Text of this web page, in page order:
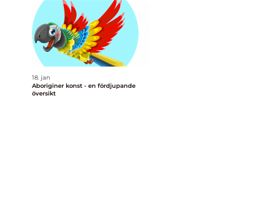
18. jan
Aboriginer konst - en fördjupande
översikt